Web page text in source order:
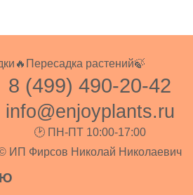
Пересадка растений🍃
8 (499) 490-20-42
info@enjoyplants.ru
🕑 ПН-ПТ 10:00-17:00
ИП Фирсов Николай Николаевич